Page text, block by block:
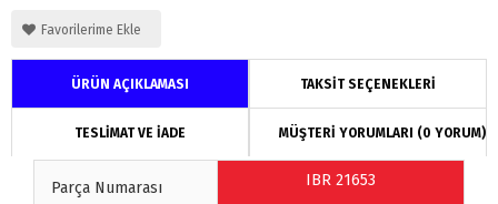
Favorilerime Ekle
ÜRÜN AÇIKLAMASI TAKSİT SEÇENEKLERİ
TESLİMAT VE İADE MÜŞTERİ YORUMLARI (0 YORUM)
Parça Numarası IBR 21653